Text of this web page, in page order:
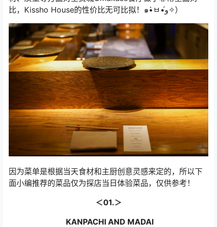
比，Kissho House的性价比无可比拟！๑•̀ㅂ•́و✧）
因为菜单是根据当天食材和主厨创意灵感来定的，所以下
面小编推荐的菜品仅为探店当日体验菜品，仅供参考！
＜01.＞
KANPACHI AND MADAI